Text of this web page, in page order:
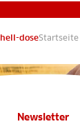
doseStartseite
Newsletter